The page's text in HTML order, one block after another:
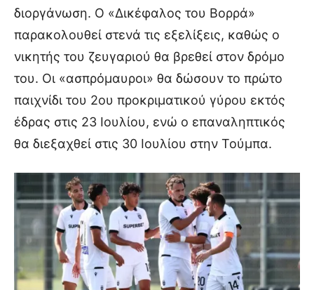
διοργάνωση. Ο «Δικέφαλος του Βορρά»
παρακολουθεί στενά τις εξελίξεις, καθώς ο
νικητής του ζευγαριού θα βρεθεί στον δρόμο
του. Οι «ασπρόμαυροι» θα δώσουν το πρώτο
παιχνίδι του 2ου προκριματικού γύρου εκτός
έδρας στις 23 Ιουλίου, ενώ ο επαναληπτικός
θα διεξαχθεί στις 30 Ιουλίου στην Τούμπα.